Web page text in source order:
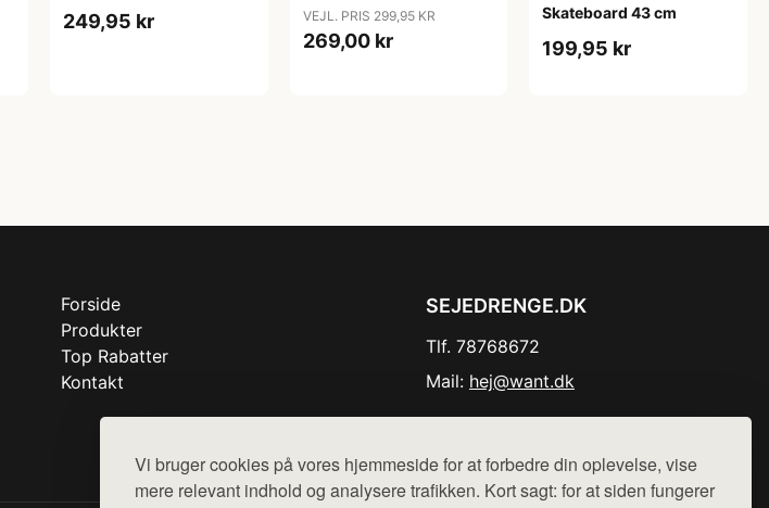
Vi bruger cookies på vores hjemmeside for at forbedre din oplevelse, vise
mere relevant indhold og analysere trafikken. Kort sagt: for at siden fungerer
249,95 kr VEJL. PRIS 299,95 KR
269,00 kr
Skateboard 43 cm
199,95 kr
Forside
Produkter
Top Rabatter
Kontakt
SEJEDRENGE.DK
Tlf. 78768672
Mail: hej@want.dk